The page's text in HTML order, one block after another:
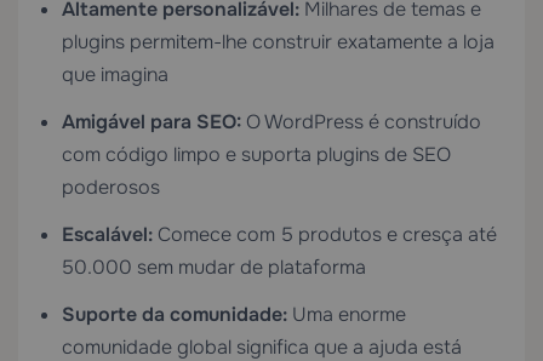
Altamente personalizável: Milhares de temas e
plugins permitem-lhe construir exatamente a loja
que imagina
Amigável para SEO: O WordPress é construído
com código limpo e suporta plugins de SEO
poderosos
Escalável: Comece com 5 produtos e cresça até
50.000 sem mudar de plataforma
Suporte da comunidade: Uma enorme
comunidade global significa que a ajuda está